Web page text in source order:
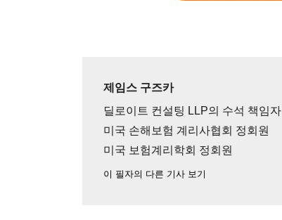
제임스 구즈카
딜로이트 컨설팅 LLP의 수석 책임자
미국 손해보험 계리사협회 정회원
미국 보험계리학회 정회원
이 필자의 다른 기사 보기